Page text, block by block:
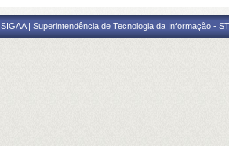
SIGAA | Superintendência de Tecnologia da Informação -